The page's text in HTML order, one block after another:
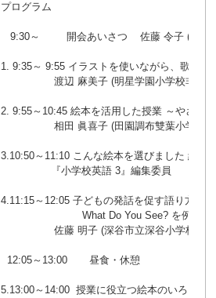
プログラム
   9:30～ 　　 開会あいさつ    佐藤 令子 (国士舘大学非)
1. 9:35～ 9:55 イラストを使いながら、歌って
                 渡辺 麻美子 (明星学園小学校非・ カリタス小学校非) 他
2. 9:55～10:45 絵本を活用した授業 ～やさし
                 相田 眞喜子 (田園調布雙葉小学校非)
3.10:50～11:10 こんな絵本を選びました 絵本
4.11:15～12:05 子どもの発話を促す語り方 ～
What Do You See? を例に～
                 佐藤 明子 (深谷市立深谷小学校教諭)
5.13:00～14:00  授業に役立つ絵本のいろいろ